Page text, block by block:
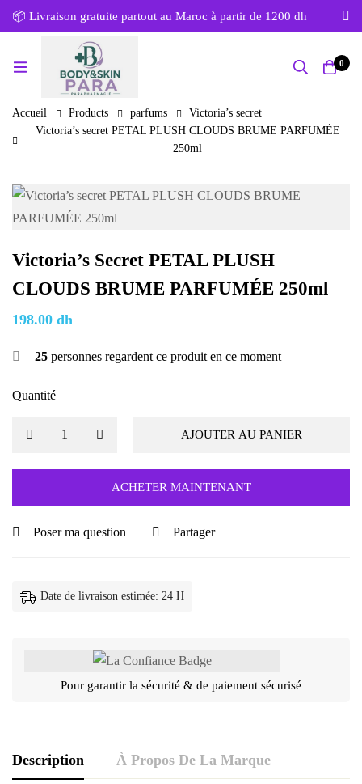
📦 Livraison gratuite partout au Maroc à partir de 1200 dh
0
Accueil Products parfums
Victoria’s secret
Victoria’s secret PETAL PLUSH CLOUDS BRUME PARFUMÉE
250ml
Victoria’s Secret PETAL PLUSH
CLOUDS BRUME PARFUMÉE 250ml
198.00 dh
25 personnes regardent ce produit en ce moment
Quantité
AJOUTER AU PANIER
ACHETER MAINTENANT
Poser ma question Partager
Date de livraison estimée: 24 H
Pour garantir la sécurité & de paiement sécurisé
Description À Propos De La Marque